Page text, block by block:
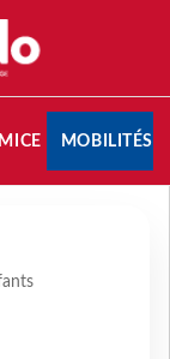
MICE MOBILITÉS